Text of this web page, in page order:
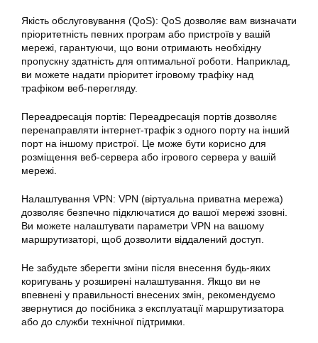
Якість обслуговування (QoS): QoS дозволяє вам визначати
пріоритетність певних програм або пристроїв у вашій
мережі, гарантуючи, що вони отримають необхідну
пропускну здатність для оптимальної роботи. Наприклад,
ви можете надати пріоритет ігровому трафіку над
трафіком веб-перегляду.
Переадресація портів: Переадресація портів дозволяє
перенаправляти інтернет-трафік з одного порту на інший
порт на іншому пристрої. Це може бути корисно для
розміщення веб-сервера або ігрового сервера у вашій
мережі.
Налаштування VPN: VPN (віртуальна приватна мережа)
дозволяє безпечно підключатися до вашої мережі ззовні.
Ви можете налаштувати параметри VPN на вашому
маршрутизаторі, щоб дозволити віддалений доступ.
Не забудьте зберегти зміни після внесення будь-яких
коригувань у розширені налаштування. Якщо ви не
впевнені у правильності внесених змін, рекомендуємо
звернутися до посібника з експлуатації маршрутизатора
або до служби технічної підтримки.